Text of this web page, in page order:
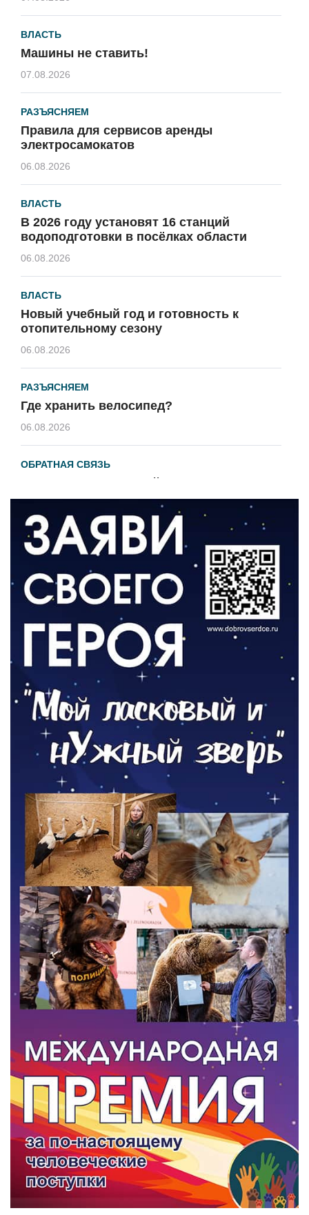
ВЛАСТЬ
Машины не ставить!
07.08.2026
РАЗЪЯСНЯЕМ
Правила для сервисов аренды
электросамокатов
06.08.2026
ВЛАСТЬ
В 2026 году установят 16 станций
водоподготовки в посёлках области
06.08.2026
ВЛАСТЬ
Новый учебный год и готовность к
отопительному сезону
06.08.2026
РАЗЪЯСНЯЕМ
Где хранить велосипед?
06.08.2026
ОБРАТНАЯ СВЯЗЬ
Администрация онлайн
ВЛАСТЬ
День памяти и «Симфония народов»
06.08.2026
Новый настил на экотропе
05.08.2026